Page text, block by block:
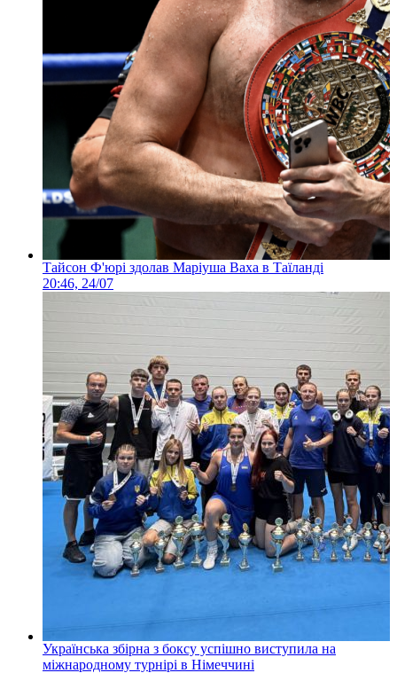
Тайсон Ф'юрі здолав Маріуша Ваха в Таїланді
20:46, 24/07
Українська збірна з боксу успішно виступила на
міжнародному турнірі в Німеччині